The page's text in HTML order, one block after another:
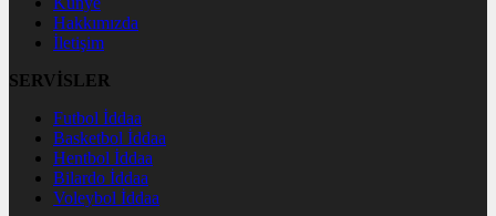
Hakkımızda
İletişim
SERVİSLER
Futbol İddaa
Basketbol İddaa
Hentbol İddaa
Bilardo İddaa
Voleybol İddaa